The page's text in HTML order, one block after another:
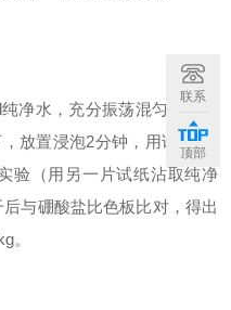
纯净水，充分振荡混匀，滴加
放置浸泡2分钟，用试纸*沾
验（用另一片试纸沾取纯净
与硼酸盐比色板比对，得出
。
联系
顶部